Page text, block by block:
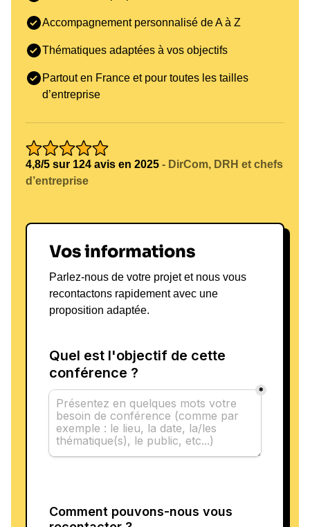
Accompagnement personnalisé de A à Z
Thématiques adaptées à vos objectifs
Partout en France et pour toutes les tailles
d’entreprise
4,8/5 sur 124 avis en 2025 - DirCom, DRH et chefs
d’entreprise
Vos informations
Parlez-nous de votre projet et nous vous
recontactons rapidement avec une
proposition adaptée.